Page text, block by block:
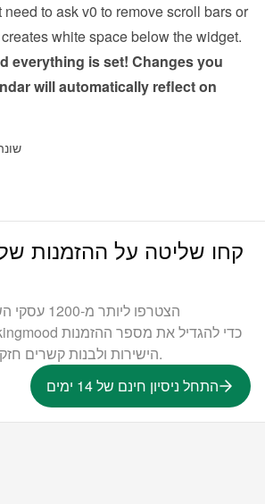
to ask v0 to remove scroll bars or
white space below the widget.
everything is set! Changes you
will automatically reflect on
שונה
קחו שליטה על ההזמנות
הצטרפו
הישירות ולבנות קשרים חזקים יותר עם האורחים.
התחל ניסיון חינם של 14 ימים